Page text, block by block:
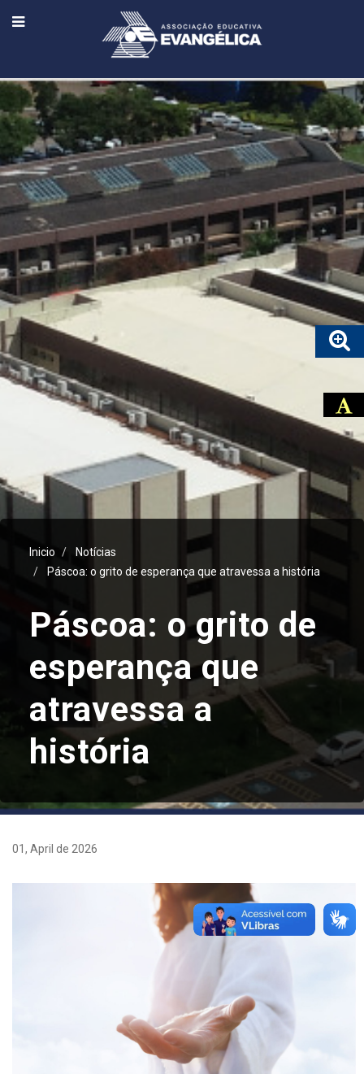
Inicio
Notícias
Páscoa: o grito de esperança que atravessa a história
Páscoa: o grito de
esperança que
atravessa a
história
01, April de 2026